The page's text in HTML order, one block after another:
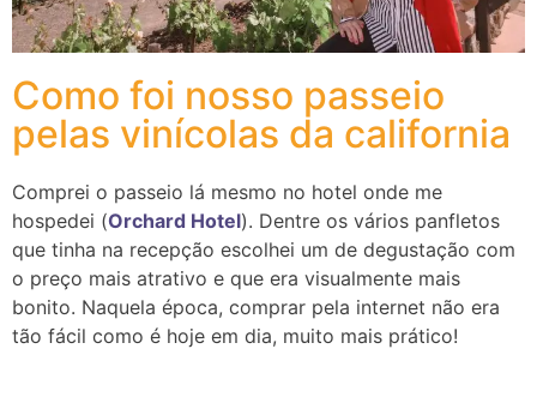
Como foi nosso passeio
pelas vinícolas da california
Comprei o passeio lá mesmo no hotel onde me
hospedei (Orchard Hotel). Dentre os vários panfletos
que tinha na recepção escolhei um de degustação com
o preço mais atrativo e que era visualmente mais
bonito. Naquela época, comprar pela internet não era
tão fácil como é hoje em dia, muito mais prático!